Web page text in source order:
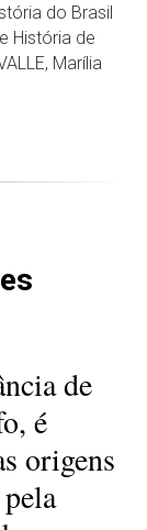
do Brasil
História de
Marília
de
é
origens